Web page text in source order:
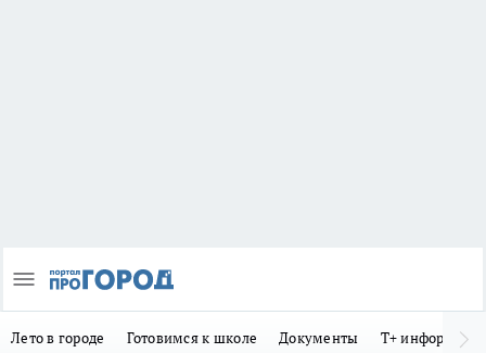
Лето в городе Готовимся к школе Документы Т+